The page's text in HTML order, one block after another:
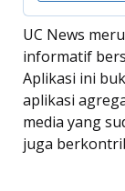
UC News
informatif
Aplikasi ini
aplikasi
media yang
juga